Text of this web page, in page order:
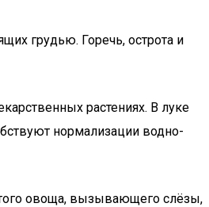
грудью. Горечь, острота и
растениях. В луке
нормализации водно-
овоща, вызывающего слёзы,